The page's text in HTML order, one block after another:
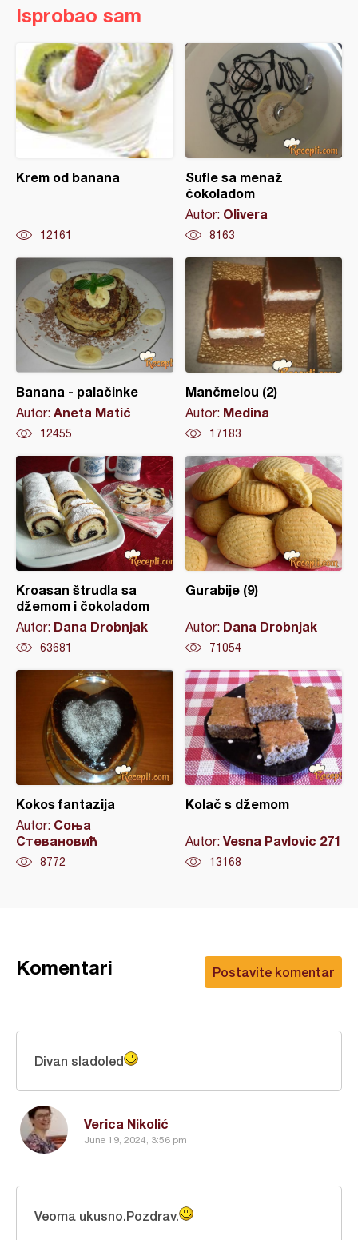
Isprobao sam
Krem od banana
12161
Sufle sa menaž
čokoladom
Autor: Olivera
8163
Banana - palačinke
Autor: Aneta Matić
12455
Mančmelou (2)
Autor: Medina
17183
Kroasan štrudla sa
džemom i čokoladom
Autor: Dana Drobnjak
63681
Gurabije (9)
Autor: Dana Drobnjak
71054
Kokos fantazija
Autor: Соња
Стевановић
8772
Kolač s džemom
Autor: Vesna Pavlovic 271
13168
Postavite komentar
Komentari
Verica Nikolić
June 19, 2024, 3:56 pm
Divan sladoled
Veoma ukusno.Pozdrav.